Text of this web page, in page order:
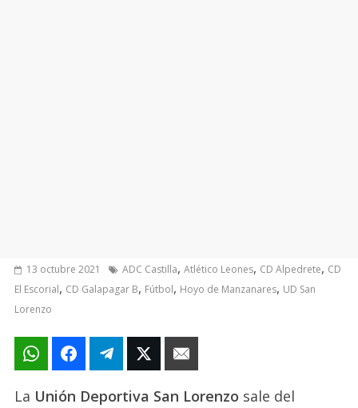
13 octubre 2021 ADC Castilla,Atlético Leones, CD Alpedrete, CD
El Escorial, CD Galapagar B, Fútbol, Hoyo de Manzanares, UD San
Lorenzo
La Unión Deportiva San Lorenzo sale del